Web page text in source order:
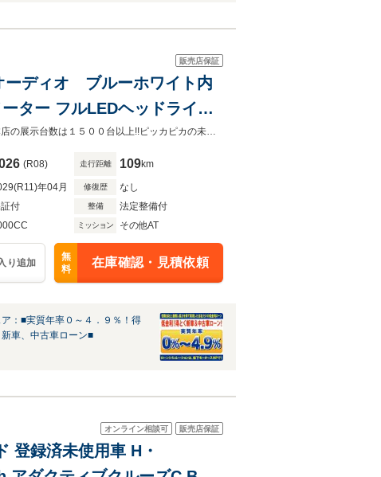
販売店保証
ーディオ ブルーホワイト内
ター フルLEDヘッドライト
ステム ホンダセンシング
LEDヘッドライト/プッシュボタンスタート/スマートキー/登録済未使用車本店の展示台数は１５００台以上!!ピッカピカの未使用車、試乗車、その他高年式・低走行車両を多数展示中！
(R08) 走行距離 109km
年04月 修復歴 なし
付 整備 法定整備付
ミッション その他AT
り追加
無
料
在庫確認・見積依頼
ア：■実質年率０～４．９％！得
新車、中古車ローン■
オンライン相談可 販売店保証
登録済未使用車 H・